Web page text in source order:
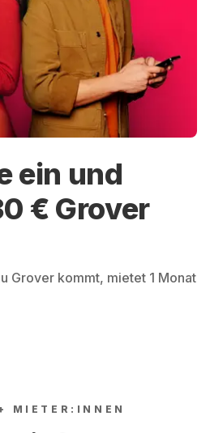
ein und
€ Grover
Grover kommt, mietet 1 Monat
MIETER:INNEN